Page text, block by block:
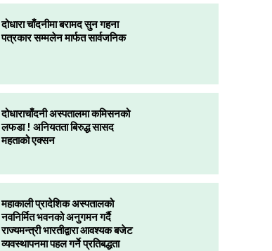
दोधारा चाँदनीमा बरामद सुन गहना
पत्रकार सम्मलेन मार्फत सार्वजनिक
दोधाराचाँदनी अस्पतालमा कमिसनको
लफडा ! अनियतता बिरुद्ध सासद
महताको एक्सन
महाकाली प्रादेशिक अस्पतालको
नवनिर्मित भवनको अनुगमन गर्दै
राज्यमन्त्री भारतीद्वारा आवश्यक बजेट
व्यवस्थापनमा पहल गर्ने प्रतिबद्धता